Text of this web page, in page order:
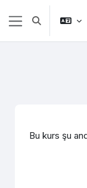
Ana içeriğe git
Yan panel
Arama
Bu kurs şu